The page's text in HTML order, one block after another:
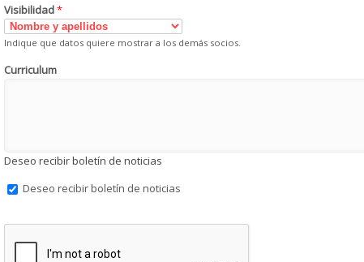
Visibilidad*
Indique que datos quiere mostrar a los demás socios.
Curriculum
Deseo recibir boletín de noticias
Deseo recibir boletín de noticias